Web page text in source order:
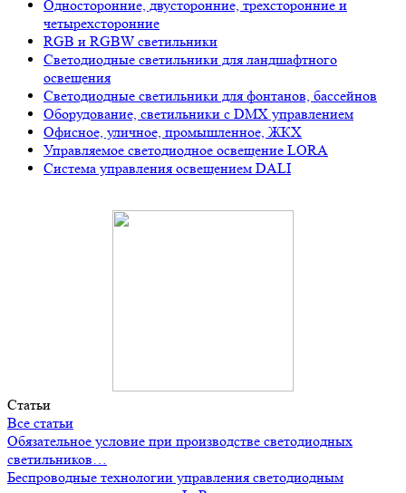
Односторонние, двусторонние, трехсторонние и
четырехсторонние
RGB и RGBW светильники
Светодиодные светильники для ландшафтного
освещения
Светодиодные светильники для фонтанов, бассейнов
Оборудование, светильники с DMX управлением
Офисное, уличное, промышленное, ЖКХ
Управляемое светодиодное освещение LORA
Система управления освещением DALI
Статьи
Все статьи
Обязательное условие при производстве светодиодных
светильников…
Беспроводные технологии управления светодиодным